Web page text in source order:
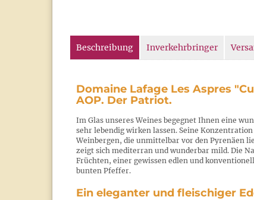
Beschreibung Inverkehrbringer
Domaine Lafage Les Aspres
AOP. Der Patriot.
Im Glas unseres Weines begegnet Ihnen eine
sehr lebendig wirken lassen. Seine
Weinbergen, die unmittelbar vor den Pyrenäen
zeigt sich mediterran und wunderbar mild. Die
Früchten, einer gewissen edlen und
bunten Pfeffer.
Ein eleganter und fleischiger